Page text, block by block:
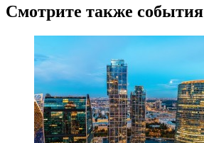
Смотрите также события